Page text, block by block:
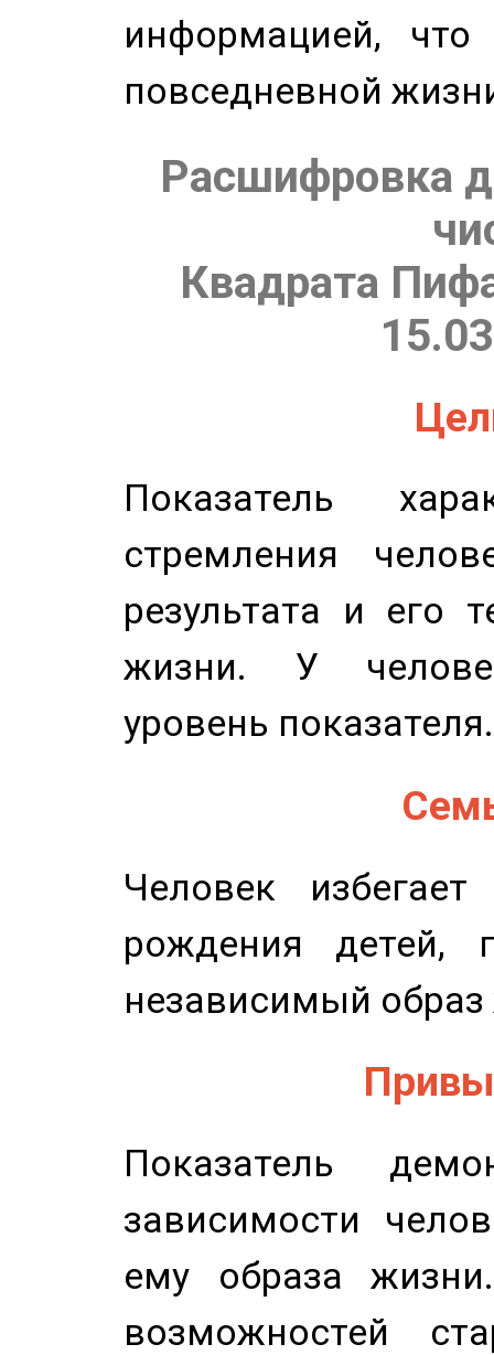
информацией,
повседневной
Расшифровка
Квадрата
Показатель
стремления
результата и его
жизни. У
уровень показателя.
Человек
рождения детей,
независимый
Показатель
зависимости
ему образа
возможностей